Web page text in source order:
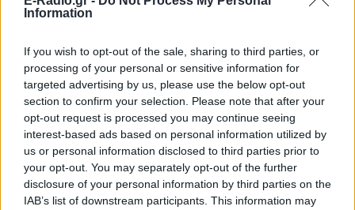
Information
If you wish to opt-out of the sale, sharing to third parties, or
processing of your personal or sensitive information for
targeted advertising by us, please use the below opt-out
section to confirm your selection. Please note that after your
opt-out request is processed you may continue seeing
interest-based ads based on personal information utilized by
us or personal information disclosed to third parties prior to
your opt-out. You may separately opt-out of the further
disclosure of your personal information by third parties on the
IAB’s list of downstream participants. This information may
Pink.gr!
Ακολουθήστε το E-Radio.gr και στο Instagram
ΔΙΑΦΗΜΙΣΗ